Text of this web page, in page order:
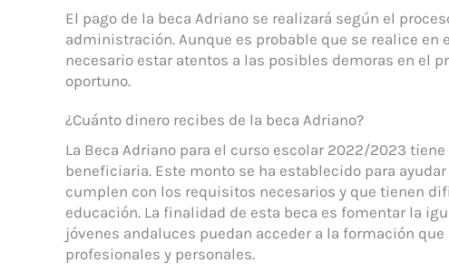
El pago de la beca Adriano se realizará según el
administración. Aunque es probable que se realice
necesario estar atentos a las posibles demoras en el
oportuno.
¿Cuánto dinero recibes de la beca Adriano?
La Beca Adriano para el curso escolar 2022/2023
beneficiaria. Este monto se ha establecido para
cumplen con los requisitos necesarios y que tienen
educación. La finalidad de esta beca es fomentar la
jóvenes andaluces puedan acceder a la formación
profesionales y personales.